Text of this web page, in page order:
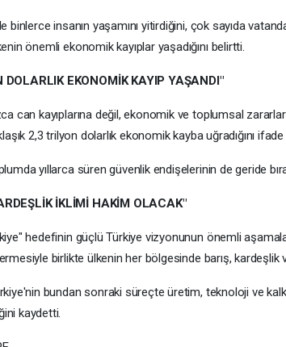
binlerce insanın yaşamını yitirdiğini, çok sayıda
önemli ekonomik kayıplar yaşadığını belirtti.
DOLARLIK EKONOMİK KAYIP YAŞANDI"
can kayıplarına değil, ekonomik ve toplumsal
2,3 trilyon dolarlık ekonomik kayba uğradığını ifade
yıllarca süren güvenlik endişelerinin de geride
İKLİMİ HAKİM OLACAK"
hedefinin güçlü Türkiye vizyonunun önemli
birlikte ülkenin her bölgesinde barış, kardeşlik
bundan sonraki süreçte üretim, teknoloji ve
kaydetti.